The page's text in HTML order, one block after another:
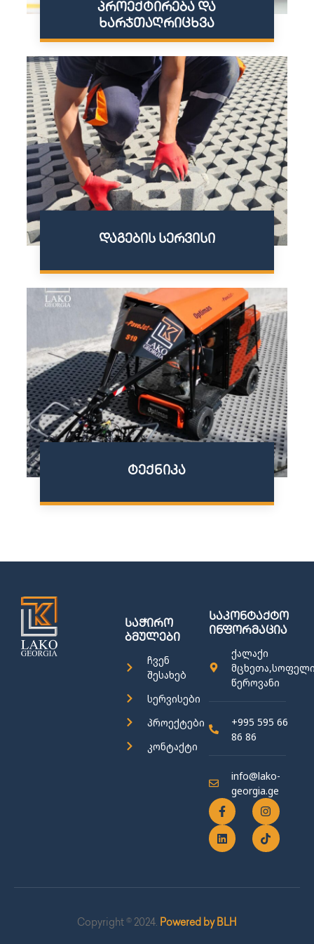
პროექტირება და
ხარჯთაღრიცხვა
დაგების სერვისი
ტექნიკა
საჭირო
ბმულები
ჩვენ
შესახებ
სერვისები
პროექტები
კონტაქტი
საკონტაქტო
ინფორმაცია
ქალაქი
წეროვანი
+995 595 66
86 86
info@lako-
georgia.ge
Copyright © 2024. Powered by BLH